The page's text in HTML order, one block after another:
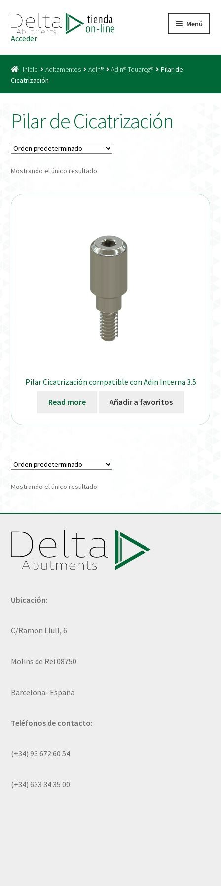
a
la
navegación
al
contenido
Menú
Acceso
Catálogo
Condiciones Bono
Conexiones CAD CAM
Instrucciones de uso (ESP)
Instructions for Use (ENG)
On-line Store
Productos Favoritos
Verification Required
Acceder
Inicio Aditamentos Adin® Adin® Touareg®
Pilar de
Cicatrización
Pilar de Cicatrización
Mostrando el único resultado
Pilar Cicatrización compatible con Adin Interna 3.5
Read more Añadir a favoritos
Mostrando el único resultado
Ubicación:
C/Ramon Llull, 6
Molins de Rei 08750
Barcelona- España
Teléfonos de contacto:
(+34) 93 672 60 54
(+34) 633 34 35 00